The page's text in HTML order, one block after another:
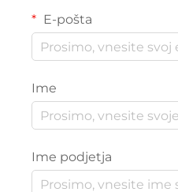
E-pošta
Ime
Ime podjetja